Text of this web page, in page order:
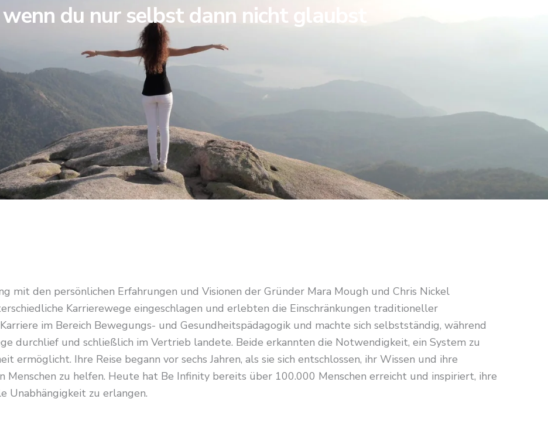
du nur selbst dann nicht glaubst
mit den persönlichen Erfahrungen und Visionen der Gründer Mara Mough und Chris Nickel
Karrierewege eingeschlagen und erlebten die Einschränkungen traditioneller
im Bereich Bewegungs- und Gesundheitspädagogik und machte sich selbstständig, während
durchlief und schließlich im Vertrieb landete. Beide erkannten die Notwendigkeit, ein System zu
ermöglicht. Ihre Reise begann vor sechs Jahren, als sie sich entschlossen, ihr Wissen und ihre
Menschen zu helfen. Heute hat Be Infinity bereits über 100.000 Menschen erreicht und inspiriert, ihre
Unabhängigkeit zu erlangen.